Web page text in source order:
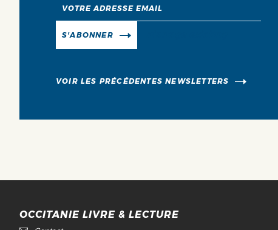
S'ABONNER
VOIR LES PRÉCÉDENTES NEWSLETTERS
OCCITANIE LIVRE & LECTURE